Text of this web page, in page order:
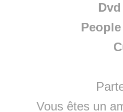
Dvd
People
Vous êtes un